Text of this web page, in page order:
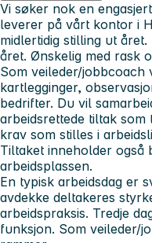
Vi søker nok en
leverer på vårt kontor i
midlertidig stilling ut
året. Ønskelig med rask
Som veileder/jobbcoach
kartlegginger,
bedrifter. Du vil
arbeidsrettede tiltak
krav som stilles i
Tiltaket inneholder også
arbeidsplassen.
En typisk arbeidsdag er
avdekke deltakeres
arbeidspraksis. Tredje
funksjon. Som veileder/